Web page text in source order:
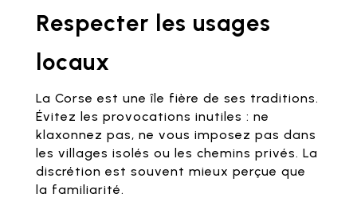
Respecter les usages
locaux
La Corse est une île fière de ses traditions.
Évitez les provocations inutiles : ne
klaxonnez pas, ne vous imposez pas dans
les villages isolés ou les chemins privés. La
discrétion est souvent mieux perçue que
la familiarité.